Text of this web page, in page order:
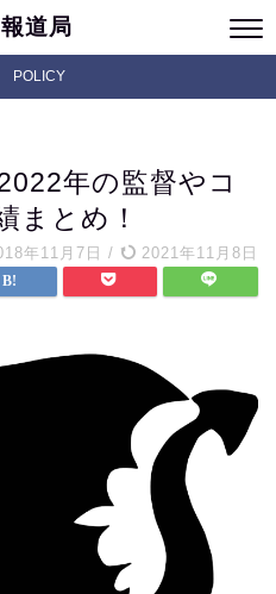
報道局
POLICY
年の監督やコ
まとめ！
年11月7日 / 2021年11月8日